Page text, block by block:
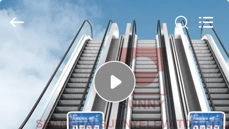
PHẨM
2026
SHANGHAI
SUNNY
ELEVATOR
CO.,LTD.